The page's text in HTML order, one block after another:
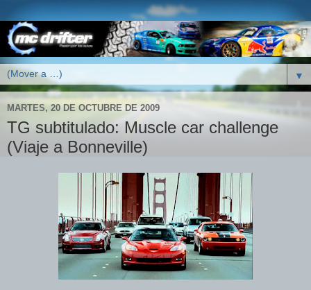
▼
MARTES, 20 DE OCTUBRE DE 2009
TG subtitulado: Muscle car challenge
(Viaje a Bonneville)